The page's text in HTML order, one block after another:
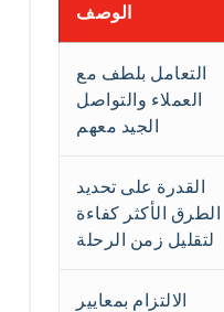
الوصف
التعامل بلطف مع
العملاء والتواصل
الجيد معهم
القدرة على تحديد
الطرق الأكثر كفاءة
لتقليل زمن الرحلة
الالتزام بمعايير